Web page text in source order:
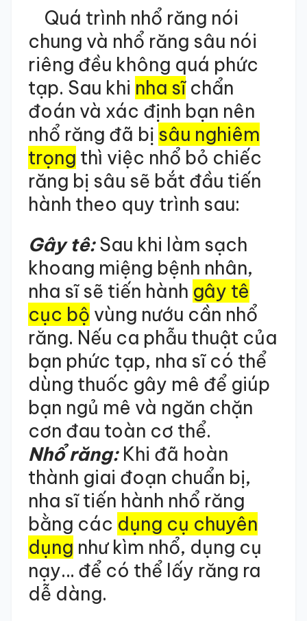
Quá trình nhổ răng nói
chung và nhổ răng sâu nói
riêng đều không quá phức
tạp. Sau khi nha sĩchẩn
đoán và xác định bạn nên
nhổ răng đã bị sâu nghiêm
trọng thì việc nhổ bỏ chiếc
răng bị sâu sẽ bắt đầu tiến
hành theo quy trình sau:
Gây tê:Sau khi làm sạch
khoang miệng bệnh nhân,
nha sĩ sẽ tiến hành gây tê
cục bộ vùng nướu cần nhổ
răng. Nếu ca phẫu thuật của
bạn phức tạp, nha sĩ có thể
dùng thuốc gây mê để giúp
bạn ngủ mê và ngăn chặn
cơn đau toàn cơ thể.
Nhổ răng:Khi đã hoàn
thành giai đoạn chuẩn bị,
nha sĩ tiến hành nhổ răng
bằng các dụng cụ chuyên
dụng như kìm nhổ, dụng cụ
nạy… để có thể lấy răng ra
dễ dàng.